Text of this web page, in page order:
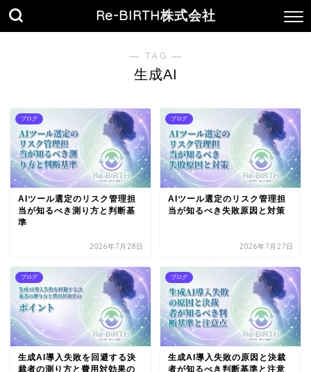
Re-BIRTH株式会社
― TAG ―
生成AI
ブログ
AIツール選定のリスク管理担
当が知るべき測り方と判断基
準
2026年7月28日
ブログ
AIツール選定のリスク管理担
当が知るべき失敗原因と対策
2026年7月27日
ブログ
生成AI導入失敗を回避する決
裁者の測り方と費用対効果の
ブログ
生成AI導入失敗の原因と決裁
者が知るべき判断基準と注意